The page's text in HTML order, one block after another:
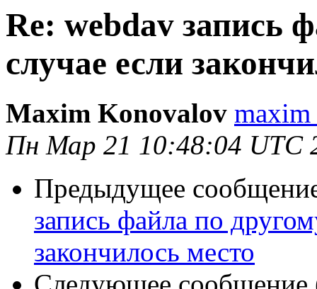
Re: webdav запись
случае если
Maxim Konovalov
Пн Мар 21 10:48:04 UTC
Предыдущее
запись файла по
закончилось место